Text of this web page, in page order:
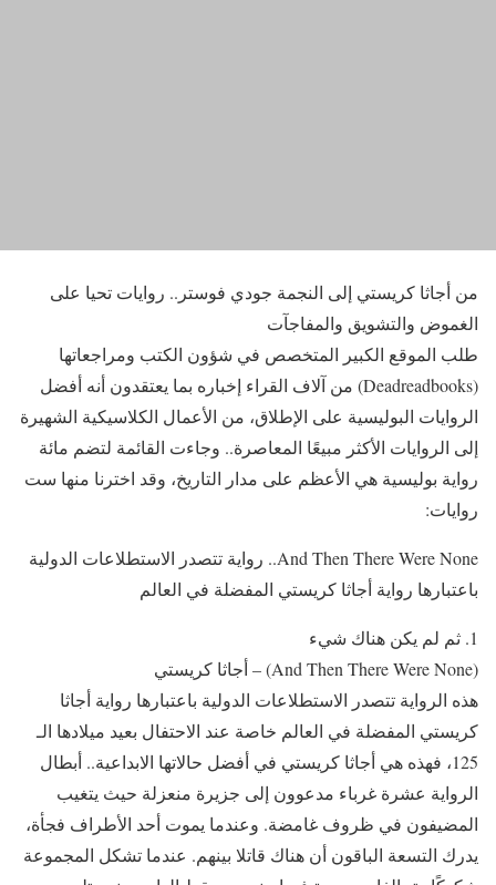
من أجاثا كريستي إلى النجمة جودي فوستر.. روايات تحيا على
الغموض والتشويق والمفاجآت
طلب الموقع الكبير المتخصص في شؤون الكتب ومراجعاتها
(Deadreadbooks) من آلاف القراء إخباره بما يعتقدون أنه أفضل
الروايات البوليسية على الإطلاق، من الأعمال الكلاسيكية الشهيرة
إلى الروايات الأكثر مبيعًا المعاصرة.. وجاءت القائمة لتضم مائة
رواية بوليسية هي الأعظم على مدار التاريخ، وقد اخترنا منها ست
روايات:
‏And Then There Were None.. رواية تتصدر الاستطلاعات الدولية
باعتبارها رواية أجاثا كريستي المفضلة في العالم
1. ثم لم يكن هناك شيء
‏(And Then There Were None) – أجاثا كريستي
هذه الرواية تتصدر الاستطلاعات الدولية باعتبارها رواية أجاثا
كريستي المفضلة في العالم خاصة عند الاحتفال بعيد ميلادها الـ
125، فهذه هي أجاثا كريستي في أفضل حالاتها الابداعية.. أبطال
الرواية عشرة غرباء مدعوون إلى جزيرة منعزلة حيث يتغيب
المضيفون في ظروف غامضة. وعندما يموت أحد الأطراف فجأة،
يدرك التسعة الباقون أن هناك قاتلا بينهم. عندما تشكل المجموعة